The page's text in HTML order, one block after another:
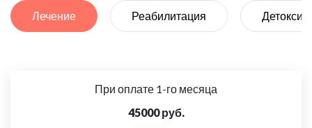
Лечение Реабилитация
При оплате 1-го месяца
45000 руб.